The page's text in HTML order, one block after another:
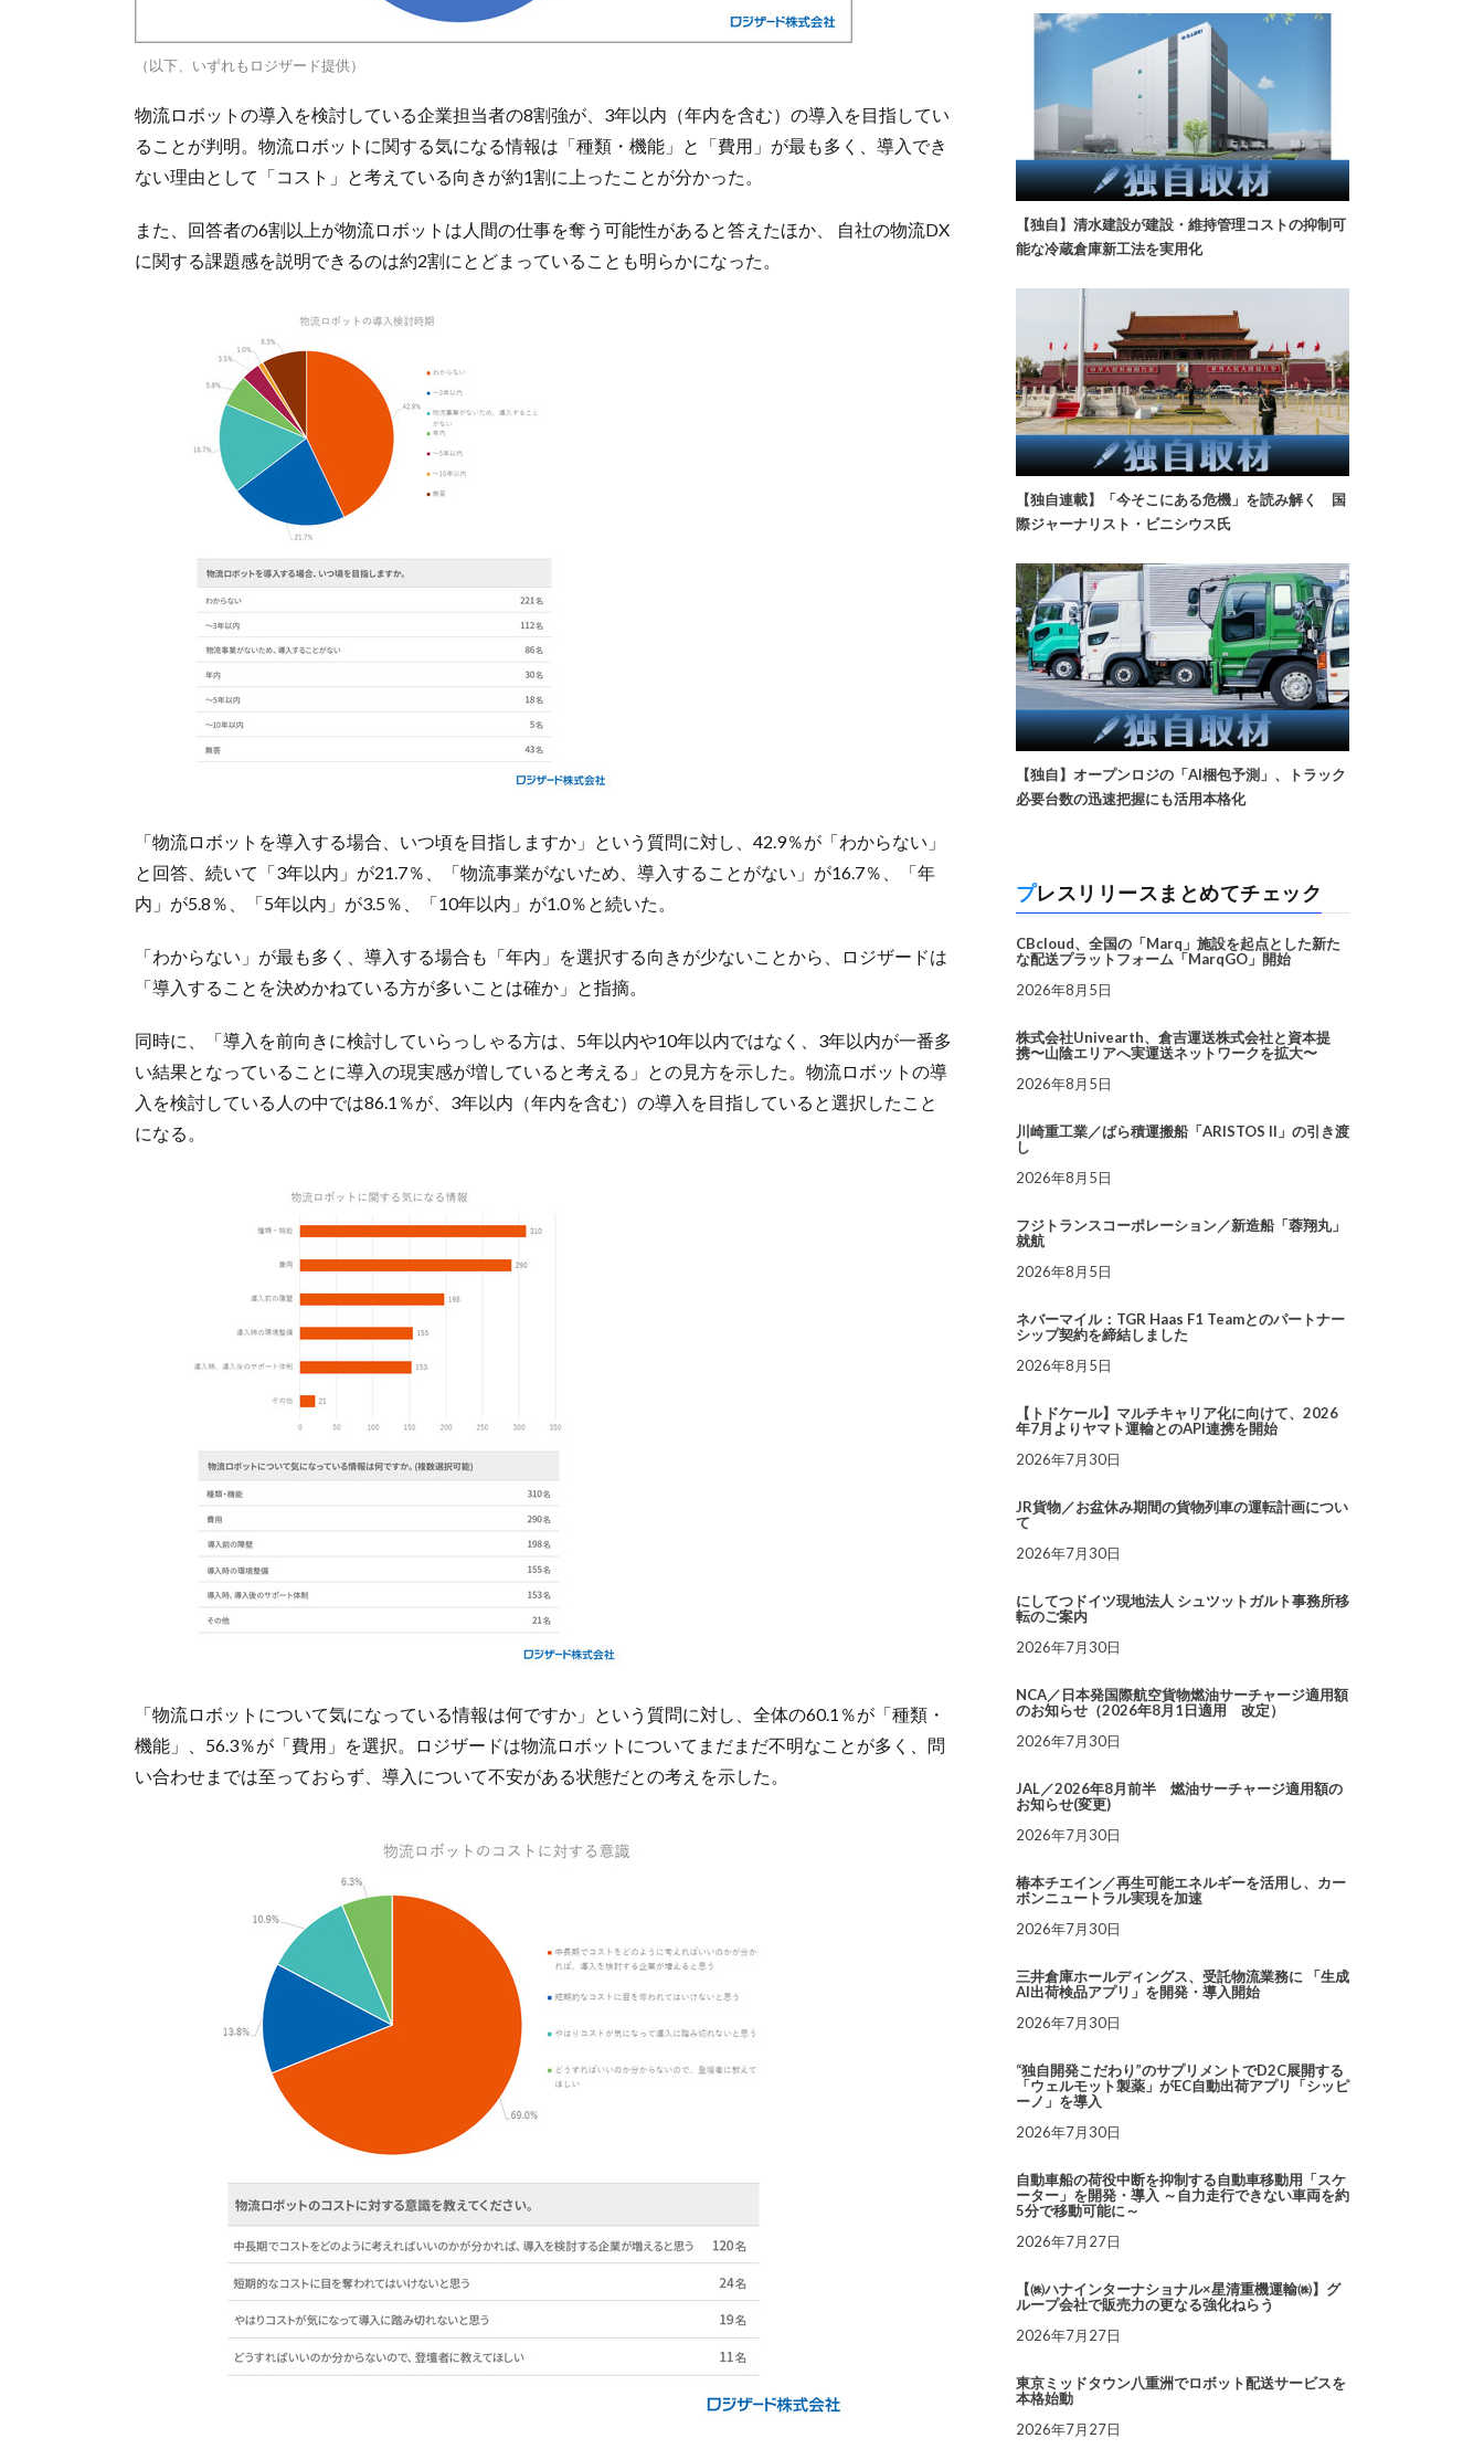
（以下、いずれもロジザード提供）
物流ロボットの導入を検討している企業担当者の8割強が、3年以内（年内を含む）の導入を目指してい
ることが判明。物流ロボットに関する気になる情報は「種類・機能」と「費用」が最も多く、導入でき
ない理由として「コスト」と考えている向きが約1割に上ったことが分かった。
また、回答者の6割以上が物流ロボットは人間の仕事を奪う可能性があると答えたほか、 自社の物流DX
に関する課題感を説明できるのは約2割にとどまっていることも明らかになった。
「物流ロボットを導入する場合、いつ頃を目指しますか」という質問に対し、42.9％が「わからない」
と回答、続いて「3年以内」が21.7％、「物流事業がないため、導入することがない」が16.7％、「年
内」が5.8％、「5年以内」が3.5％、「10年以内」が1.0％と続いた。
「わからない」が最も多く、導入する場合も「年内」を選択する向きが少ないことから、ロジザードは
「導入することを決めかねている方が多いことは確か」と指摘。
同時に、「導入を前向きに検討していらっしゃる方は、5年以内や10年以内ではなく、3年以内が一番多
い結果となっていることに導入の現実感が増していると考える」との見方を示した。物流ロボットの導
入を検討している人の中では86.1％が、3年以内（年内を含む）の導入を目指していると選択したこと
になる。
「物流ロボットについて気になっている情報は何ですか」という質問に対し、全体の60.1％が「種類・
機能」、56.3％が「費用」を選択。ロジザードは物流ロボットについてまだまだ不明なことが多く、問
い合わせまでは至っておらず、導入について不安がある状態だとの考えを示した。
【独自】清水建設が建設・維持管理コストの抑制可
能な冷蔵倉庫新工法を実用化
【独自連載】「今そこにある危機」を読み解く 国
際ジャーナリスト・ビニシウス氏
【独自】オープンロジの「AI梱包予測」、トラック
必要台数の迅速把握にも活用本格化
プレスリリースまとめてチェック
CBcloud、全国の「Marq」施設を起点とした新た
な配送プラットフォーム「MarqGO」開始
2026年8月5日
株式会社Univearth、倉吉運送株式会社と資本提
携〜山陰エリアへ実運送ネットワークを拡大〜
2026年8月5日
川崎重工業／ばら積運搬船「ARISTOS II」の引き渡
し
2026年8月5日
フジトランスコーポレーション／新造船「蓉翔丸」
就航
2026年8月5日
ネバーマイル：TGR Haas F1 Teamとのパートナー
シップ契約を締結しました
2026年8月5日
【トドケール】マルチキャリア化に向けて、2026
年7月よりヤマト運輸とのAPI連携を開始
2026年7月30日
JR貨物／お盆休み期間の貨物列車の運転計画につい
て
2026年7月30日
にしてつドイツ現地法人 シュツットガルト事務所移
転のご案内
2026年7月30日
NCA／日本発国際航空貨物燃油サーチャージ適用額
のお知らせ（2026年8月1日適用 改定）
2026年7月30日
JAL／2026年8月前半 燃油サーチャージ適用額の
お知らせ(変更)
2026年7月30日
椿本チエイン／再生可能エネルギーを活用し、カー
ボンニュートラル実現を加速
2026年7月30日
三井倉庫ホールディングス、受託物流業務に 「生成
AI出荷検品アプリ」を開発・導入開始
2026年7月30日
“独自開発こだわり”のサプリメントでD2C展開する
「ウェルモット製薬」がEC自動出荷アプリ「シッピ
ーノ」を導入
2026年7月30日
自動車船の荷役中断を抑制する自動車移動用「スケ
ーター」を開発・導入 ～自力走行できない車両を約
5分で移動可能に～
2026年7月27日
【㈱ハナインターナショナル×星清重機運輸㈱】グ
ループ会社で販売力の更なる強化ねらう
2026年7月27日
東京ミッドタウン八重洲でロボット配送サービスを
本格始動
2026年7月27日